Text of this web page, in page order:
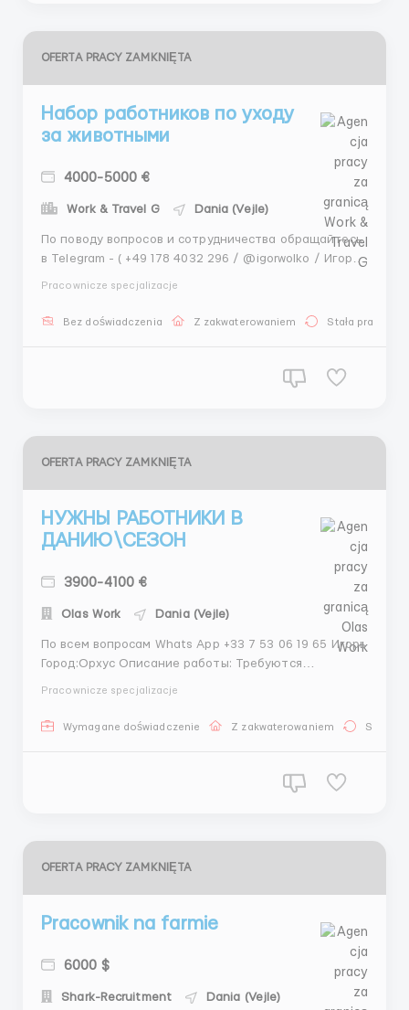
OFERTA PRACY ZAMKNIĘTA
Набор работников по уходу
за животными
4000-5000 €
Work & Travel G Dania (Vejle)
По поводу вопросов и сотрудничества обращайтесь
в Telegram - ( +49 178 4032 296 / @igorwolko / Игорь )
верблюды, пони, козочки, утки, гуси, обезьяны,
Pracownicze specjalizacje
Bez doświadczenia Z zakwaterowaniem Stała praca
OFERTA PRACY ZAMKNIĘTA
НУЖНЫ РАБОТНИКИ В
ДАНИЮ\СЕЗОН
3900-4100 €
Olas Work Dania (Vejle)
По всем вопросам Whats App +33 7 53 06 19 65 Игорь
Город:Орхус Описание работы: Требуются
себя подготовку строительных площадок, помощь в
Pracownicze specjalizacje
Wymagane doświadczenie Z zakwaterowaniem Stała
OFERTA PRACY ZAMKNIĘTA
Pracownik na farmie
6000 $
Shark-Recruitment Dania (Vejle)